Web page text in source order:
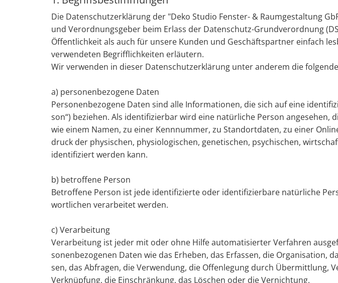
Die Da­ten­schutz­er­klä­rung der "Deko Stu­dio Fens­ter- & Raum­ge­stal­tung
und Ver­ord­nungs­ge­ber beim Er­lass der Da­ten­schutz-Grund­ver­ord­nung
Öf­fent­lich­keit als auch für un­se­re Kun­den und Ge­schäfts­part­ner ein­fach
ver­wen­de­ten Be­griff­lich­kei­ten er­läu­tern.
Wir ver­wen­den in die­ser Da­ten­schutz­er­klä­rung unter an­de­rem die
a) per­so­nen­be­zo­ge­ne Daten
Per­so­nen­be­zo­ge­ne Daten sind alle In­for­ma­tio­nen, die sich auf eine
son“) be­zie­hen. Als iden­ti­fi­zier­bar wird eine na­tür­li­che Per­son
wie einem Namen, zu einer Kenn­num­mer, zu Stand­ort­da­ten, zu einer
druck der phy­si­schen, phy­sio­lo­gi­schen, ge­ne­ti­schen, psy­chi­schen,
iden­ti­fi­ziert wer­den kann.
b) be­trof­fe­ne Per­son
Be­trof­fe­ne Per­son ist jede iden­ti­fi­zier­te oder iden­ti­fi­zier­ba­re na­tür­li­che
wort­li­chen ver­ar­bei­tet wer­den.
c) Ver­ar­bei­tung
Ver­ar­bei­tung ist jeder mit oder ohne Hilfe au­to­ma­ti­sier­ter Ver­fah­ren
so­nen­be­zo­ge­nen Daten wie das Er­he­ben, das Er­fas­sen, die Or­ga­ni­sa­ti­on,
sen, das Ab­fra­gen, die Ver­wen­dung, die Of­fen­le­gung durch
Ver­knüp­fung, die Ein­schrän­kung, das Lö­schen oder die Ver­nich­tung.